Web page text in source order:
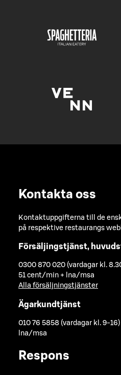
Kontakta oss
Kontaktuppgifterna till de
på respektive restaurangs
Försäljingstjänst,
0300 870 020 (vardagar kl.
51 cent/min + lna/msa
Alla försäljningstjänster
Ägarkundtjänst
010 76 5858 (vardagar kl. 9-16)
lna/msa
Respons